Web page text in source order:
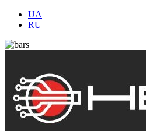
UA
RU